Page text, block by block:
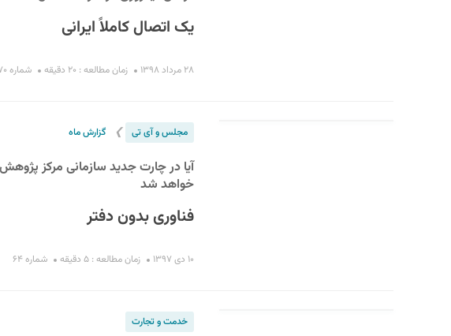
یک اتصال کاملاً ایرانی
۲۸ مرداد ۱۳۹۸ زمان مطالعه : ۲۰ دقیقه شماره ۷۰
مجلس و آی تی ❯ گزارش ماه
آیا در چارت جدید سازمانی مرکز
خواهد شد
فناوری بدون دفتر
۱۰ دی ۱۳۹۷ زمان مطالعه : ۵ دقیقه شماره ۶۴
خدمت و تجارت